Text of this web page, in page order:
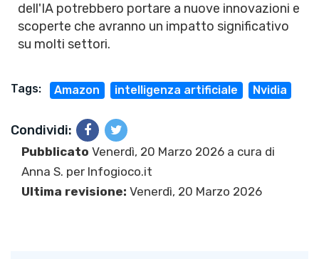
dell'IA potrebbero portare a nuove innovazioni e
scoperte che avranno un impatto significativo
su molti settori.
Tags: Amazon intelligenza artificiale Nvidia
Condividi:
Pubblicato Venerdì, 20 Marzo 2026 a cura di
Anna S. per Infogioco.it
Ultima revisione: Venerdì, 20 Marzo 2026